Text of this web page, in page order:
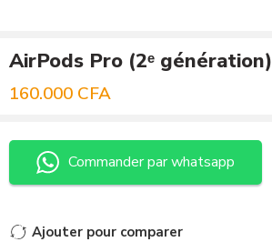
AirPods Pro (2ᵉ génération)
160.000 CFA
Commander par whatsapp
Ajouter pour comparer